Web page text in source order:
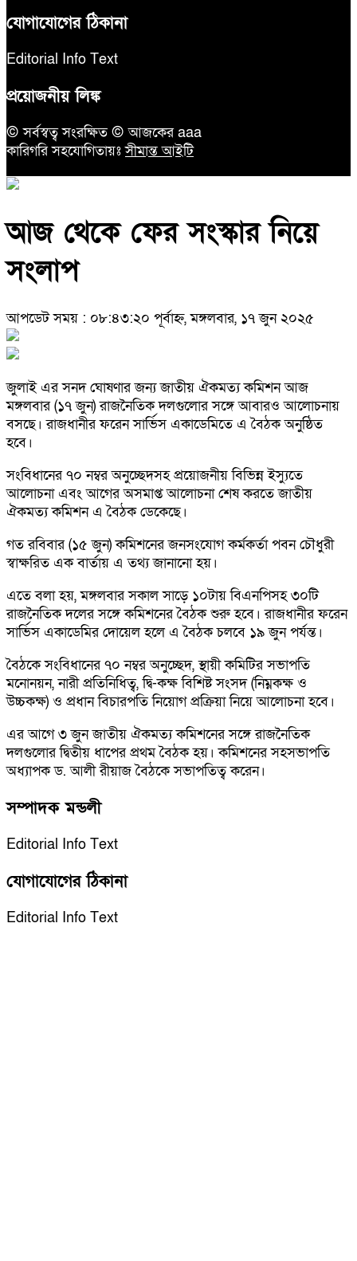
যোগাযোগের ঠিকানা
Editorial Info Text
প্রয়োজনীয় লিঙ্ক
© সর্বস্বত্ব সংরক্ষিত © আজকের aaa
কারিগরি সহযোগিতায়ঃসীমান্ত আইটি
আজ থেকে ফের সংস্কার নিয়ে
সংলাপ
আপডেট সময় : ০৮:৪৩:২০ পূর্বাহ্ন, মঙ্গলবার, ১৭ জুন ২০২৫
জুলাই এর সনদ ঘোষণার জন্য জাতীয় ঐকমত্য কমিশন আজ
মঙ্গলবার (১৭ জুন) রাজনৈতিক দলগুলোর সঙ্গে আবারও আলোচনায়
বসছে। রাজধানীর ফরেন সার্ভিস একাডেমিতে এ বৈঠক অনুষ্ঠিত
হবে।
সংবিধানের ৭০ নম্বর অনুচ্ছেদসহ প্রয়োজনীয় বিভিন্ন ইস্যুতে
আলোচনা এবং আগের অসমাপ্ত আলোচনা শেষ করতে জাতীয়
ঐকমত্য কমিশন এ বৈঠক ডেকেছে।
গত রবিবার (১৫ জুন) কমিশনের জনসংযোগ কর্মকর্তা পবন চৌধুরী
স্বাক্ষরিত এক বার্তায় এ তথ্য জানানো হয়।
এতে বলা হয়, মঙ্গলবার সকাল সাড়ে ১০টায় বিএনপিসহ ৩০টি
রাজনৈতিক দলের সঙ্গে কমিশনের বৈঠক শুরু হবে। রাজধানীর ফরেন
সার্ভিস একাডেমির দোয়েল হলে এ বৈঠক চলবে ১৯ জুন পর্যন্ত।
বৈঠকে সংবিধানের ৭০ নম্বর অনুচ্ছেদ, স্থায়ী কমিটির সভাপতি
মনোনয়ন, নারী প্রতিনিধিত্ব, দ্বি-কক্ষ বিশিষ্ট সংসদ (নিম্নকক্ষ ও
উচ্চকক্ষ) ও প্রধান বিচারপতি নিয়োগ প্রক্রিয়া নিয়ে আলোচনা হবে।
এর আগে ৩ জুন জাতীয় ঐকমত্য কমিশনের সঙ্গে রাজনৈতিক
দলগুলোর দ্বিতীয় ধাপের প্রথম বৈঠক হয়। কমিশনের সহসভাপতি
অধ্যাপক ড. আলী রীয়াজ বৈঠকে সভাপতিত্ব করেন।
সম্পাদক মন্ডলী
Editorial Info Text
যোগাযোগের ঠিকানা
Editorial Info Text